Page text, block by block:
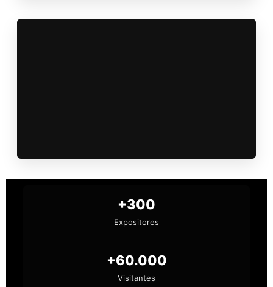
+300
Expositores
+60.000
Visitantes